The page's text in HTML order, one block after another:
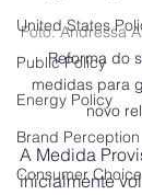
United States
Public Policy
Energy Policy
Brand Perception
Consumer Choice
Foto: Andressa
Reforma do
medidas para
novo
A Medida
inicialmente